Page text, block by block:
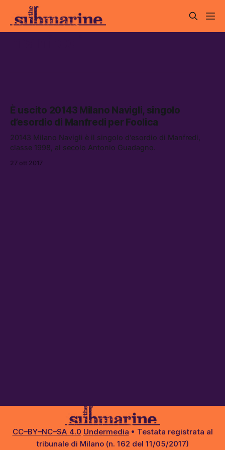
È uscito 20143 Milano Navigli, singolo
d’esordio di Manfredi per Foolica
20143 Milano Navigli è il singolo d’esordio di Manfredi,
classe 1998, al secolo Antonio Guadagno.
27 ott 2017
CC–BY–NC–SA 4.0 Undermedia • Testata registrata al
tribunale di Milano (n. 162 del 11/05/2017)